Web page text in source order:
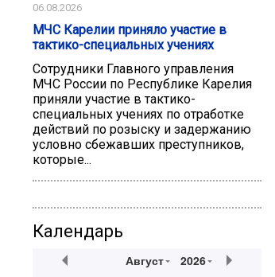
06.08.2026
МЧС Карелии приняло участие в
тактико-специальных учениях
Сотрудники Главного управления
МЧС России по Республике Карелия
приняли участие в тактико-
специальных учениях по отработке
действий по розыску и задержанию
условно сбежавших преступников,
которые...
Календарь
Август 2026